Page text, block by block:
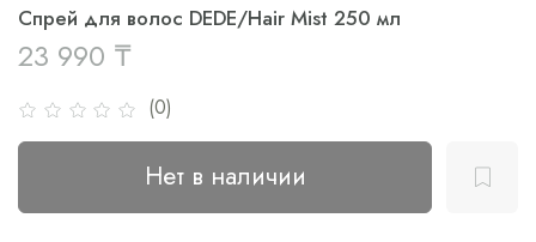
(0)
Спрей для волос DEDE/Hair Mist 250 мл
23 990 ₸
Нет в наличии